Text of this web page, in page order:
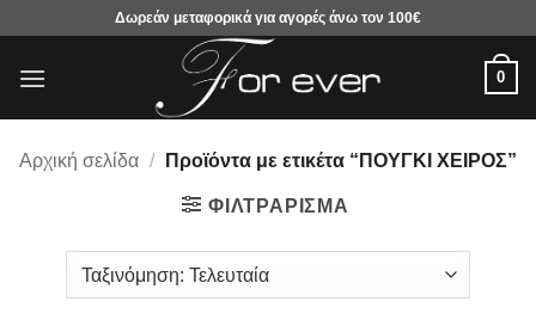
περιεχόμενο
Δωρεάν μεταφορικά για αγορές άνω τον 100€
0
Αρχική σελίδα / Προϊόντα με ετικέτα “ΠΟΥΓΚΙ ΧΕΙΡΟΣ”
ΦΙΛΤΡΆΡΙΣΜΑ